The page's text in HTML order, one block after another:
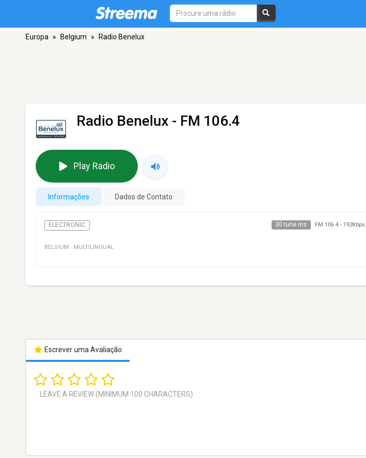
Europa » Belgium » Radio Benelux
Radio Benelux - FM 106.4
Play Radio
Informações Dados de Contato
ELECTRONIC 30 tune ins FM 106.4- 192Kbps
BELGIUM · MULTILINGUAL
Escrever uma Avaliação